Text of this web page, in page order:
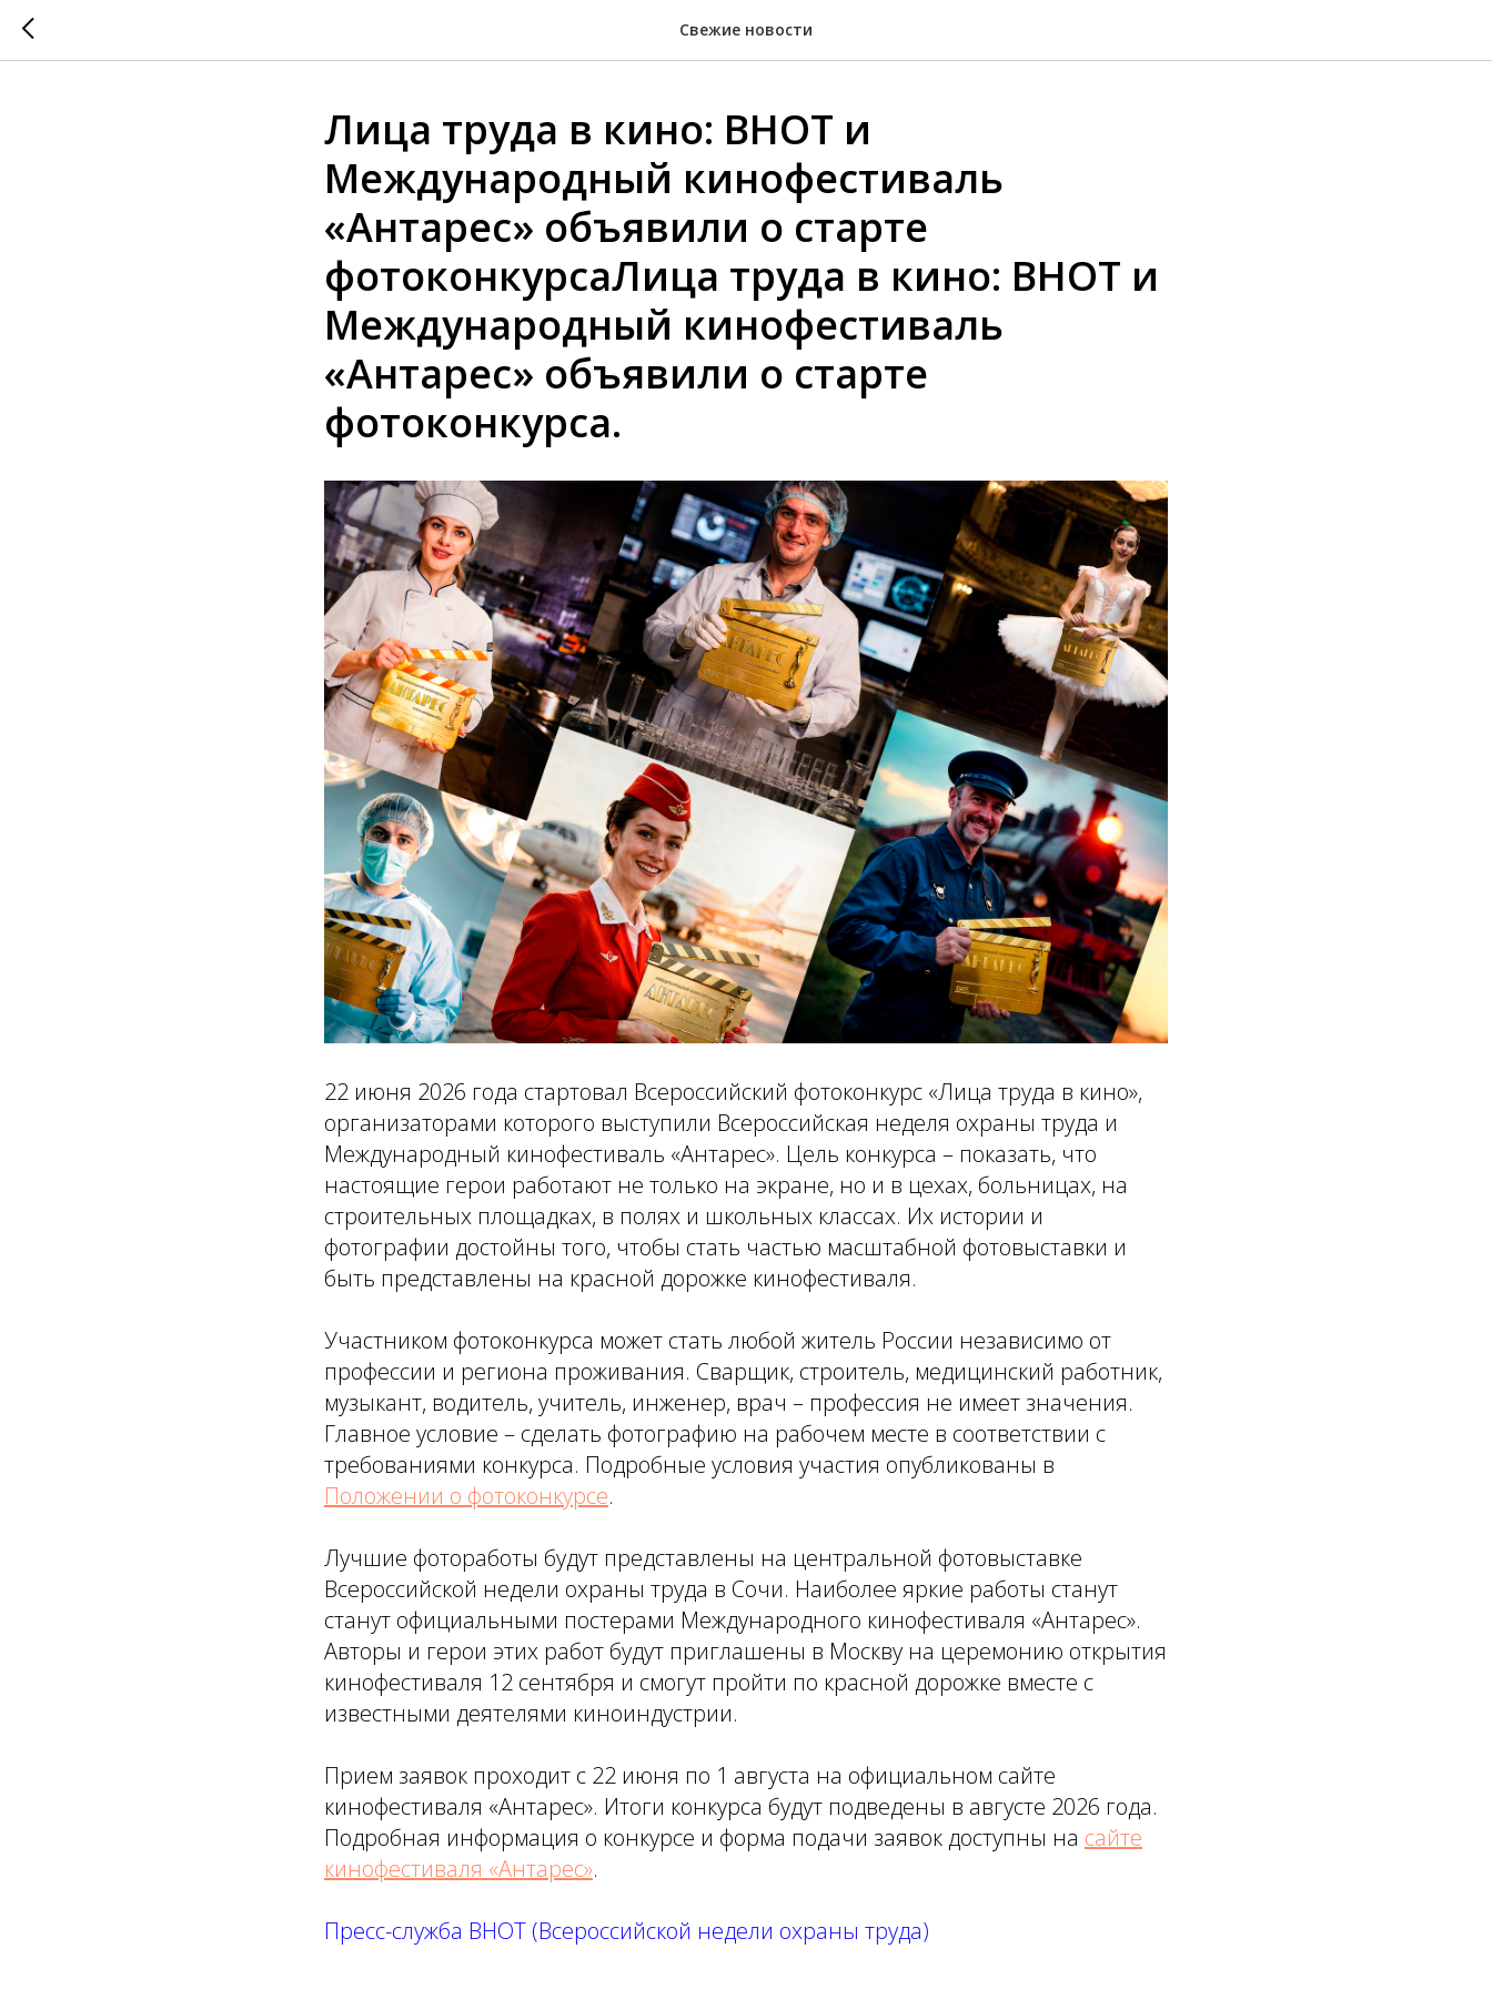
Свежие новости
Лица труда в кино: ВНОТ и
Международный кинофестиваль
«Антарес» объявили о старте
фотоконкурсаЛица труда в кино: ВНОТ и
Международный кинофестиваль
«Антарес» объявили о старте
фотоконкурса.
22 июня 2026 года стартовал Всероссийский фотоконкурс «Лица труда в кино»,
организаторами которого выступили Всероссийская неделя охраны труда и
Международный кинофестиваль «Антарес». Цель конкурса – показать, что
настоящие герои работают не только на экране, но и в цехах, больницах, на
строительных площадках, в полях и школьных классах. Их истории и
фотографии достойны того, чтобы стать частью масштабной фотовыставки и
быть представлены на красной дорожке кинофестиваля.
Участником фотоконкурса может стать любой житель России независимо от
профессии и региона проживания. Сварщик, строитель, медицинский работник,
музыкант, водитель, учитель, инженер, врач – профессия не имеет значения.
Главное условие – сделать фотографию на рабочем месте в соответствии с
требованиями конкурса. Подробные условия участия опубликованы в
Положении о фотоконкурсе.
Лучшие фотоработы будут представлены на центральной фотовыставке
Всероссийской недели охраны труда в Сочи. Наиболее яркие работы станут
станут официальными постерами Международного кинофестиваля «Антарес».
Авторы и герои этих работ будут приглашены в Москву на церемонию открытия
кинофестиваля 12 сентября и смогут пройти по красной дорожке вместе с
известными деятелями киноиндустрии.
Прием заявок проходит с 22 июня по 1 августа на официальном сайте
кинофестиваля «Антарес». Итоги конкурса будут подведены в августе 2026 года.
Подробная информация о конкурсе и форма подачи заявок доступны на сайте
кинофестиваля «Антарес».
Пресс-служба ВНОТ (Всероссийской недели охраны труда)